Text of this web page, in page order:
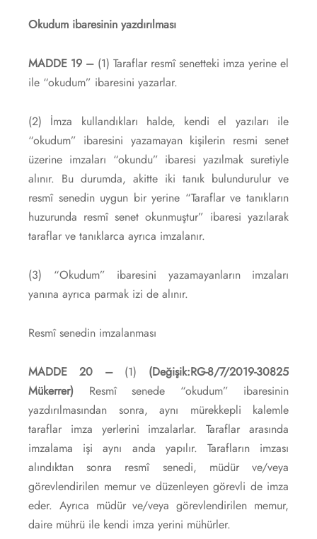
Okudum ibaresinin yazdırılması
MADDE 19 – (1) Taraflar resmî senetteki imza yerine el
ile “okudum” ibaresini yazarlar.
(2) İmza kullandıkları halde, kendi el yazıları ile
“okudum” ibaresini yazamayan kişilerin resmi senet
üzerine imzaları “okundu” ibaresi yazılmak suretiyle
alınır. Bu durumda, akitte iki tanık bulundurulur ve
resmî senedin uygun bir yerine “Taraflar ve tanıkların
huzurunda resmî senet okunmuştur” ibaresi yazılarak
taraflar ve tanıklarca ayrıca imzalanır.
(3) “Okudum” ibaresini yazamayanların imzaları
yanına ayrıca parmak izi de alınır.
Resmî senedin imzalanması
MADDE 20 – (1) (Değişik:RG-8/7/2019-30825
Mükerrer) Resmî senede “okudum” ibaresinin
yazdırılmasından sonra, aynı mürekkepli kalemle
taraflar imza yerlerini imzalarlar. Taraflar arasında
imzalama işi aynı anda yapılır. Tarafların imzası
alındıktan sonra resmî senedi, müdür ve/veya
görevlendirilen memur ve düzenleyen görevli de imza
eder. Ayrıca müdür ve/veya görevlendirilen memur,
daire mührü ile kendi imza yerini mühürler.